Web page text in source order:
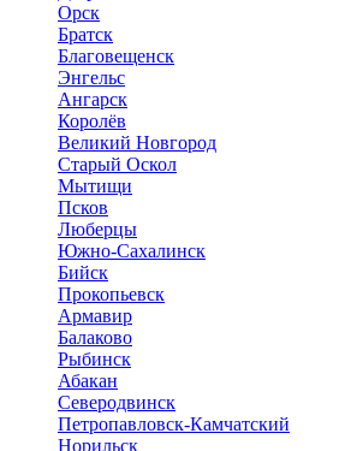
Орск
Братск
Благовещенск
Энгельс
Ангарск
Королёв
Великий Новгород
Старый Оскол
Мытищи
Псков
Люберцы
Южно-Сахалинск
Бийск
Прокопьевск
Армавир
Балаково
Рыбинск
Абакан
Северодвинск
Петропавловск-Камчатский
Норильск